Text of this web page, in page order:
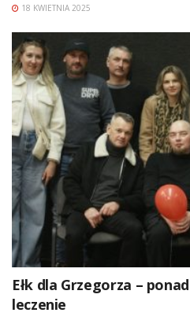
18 KWIETNIA 2025
Ełk dla Grzegorza –
leczenie